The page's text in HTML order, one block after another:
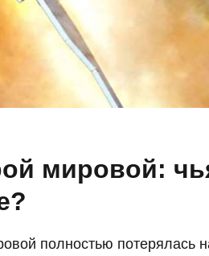
мировой:
полностью потерялась